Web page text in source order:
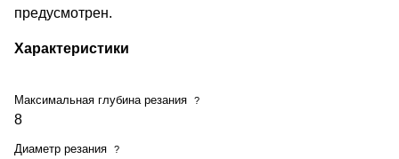
предусмотрен.
Характеристики
Максимальная глубина резания ?
8
Диаметр резания ?